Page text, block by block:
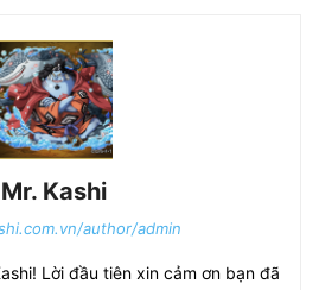
Mr. Kashi
author/admin
Lời đầu tiên xin cảm ơn bạn đã